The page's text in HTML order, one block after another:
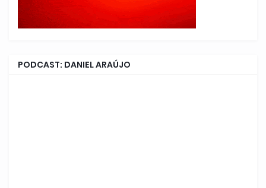
PODCAST: DANIEL ARAÚJO